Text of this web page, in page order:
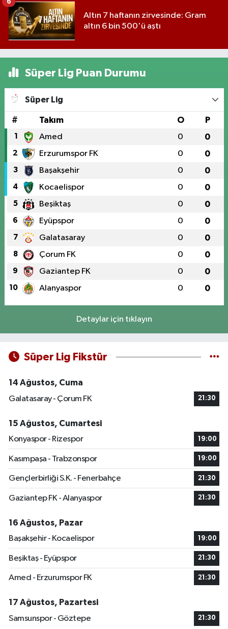
Altın 7 haftanın zirvesinde: Gram
altın 6 bin 500'ü aştı
Süper Lig Puan Durumu
Süper Lig
# Takım O P
1 Amed 0 0
2 Erzurumspor FK 0 0
3 Başakşehir 0 0
4 Kocaelispor 0 0
5 Beşiktaş 0 0
6 Eyüpspor 0 0
7 Galatasaray 0 0
8 Çorum FK 0 0
9 Gaziantep FK 0 0
10 Alanyaspor 0 0
Detaylar için tıklayın
Süper Lig Fikstür
14 Ağustos, Cuma
Galatasaray - Çorum FK
21:30
15 Ağustos, Cumartesi
Konyaspor - Rizespor
19:00
Kasımpaşa - Trabzonspor 19:00
Gençlerbirliği S.K. - Fenerbahçe 21:30
Gaziantep FK - Alanyaspor 21:30
16 Ağustos, Pazar
Başakşehir - Kocaelispor
19:00
Beşiktaş - Eyüpspor 21:30
Amed - Erzurumspor FK 21:30
17 Ağustos, Pazartesi
Samsunspor - Göztepe
21:30